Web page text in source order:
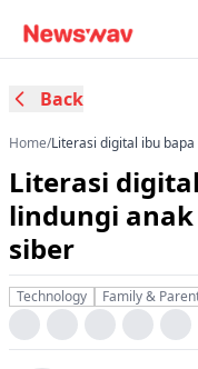
Back
Home/Literasi digital ibu
Literasi
lindungi
siber
Technology Family &